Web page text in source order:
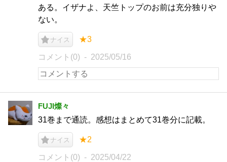
ある。イザナよ、天竺トップのお前は充分独りや
ない。
ナイス ★3
コメント(0) 2025/05/16
FUJI燦々
31巻まで通読。感想はまとめて31巻分に記載。
ナイス ★2
コメント(0) 2025/04/22